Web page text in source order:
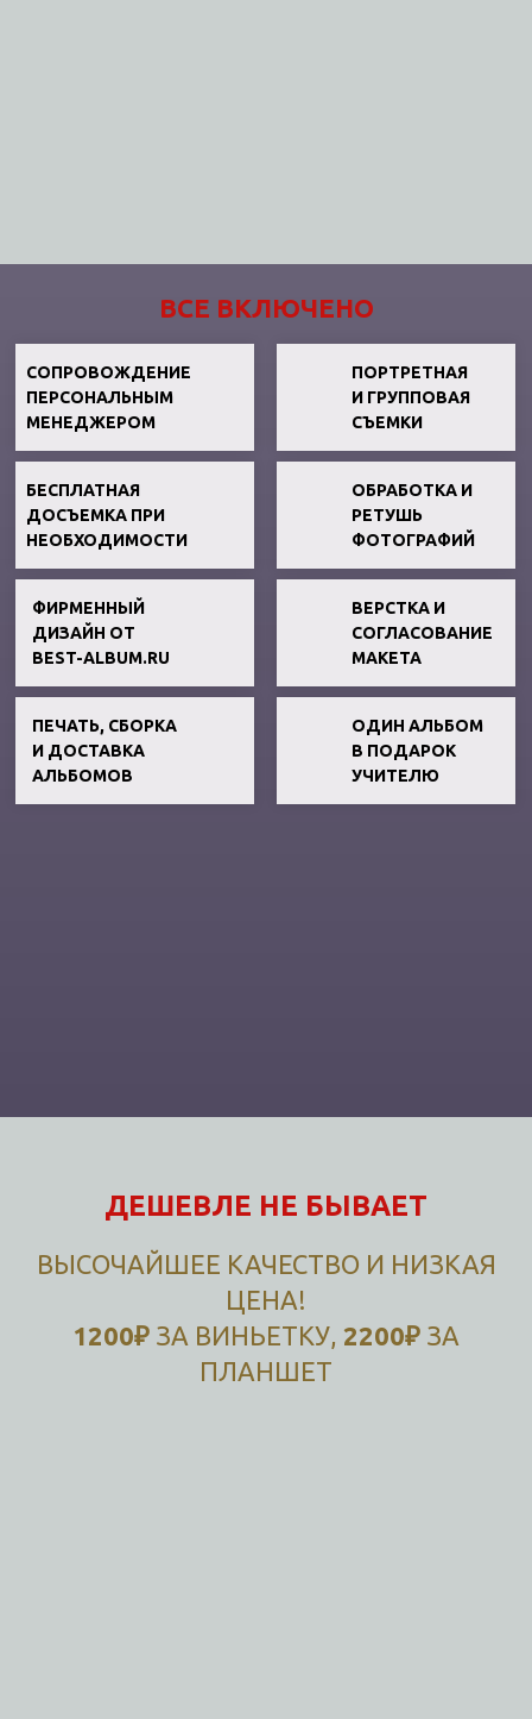
ВСЕ ВКЛЮЧЕНО
ОДИН АЛЬБОМ
В ПОДАРОК
УЧИТЕЛЮ
ПЕЧАТЬ, СБОРКА
И ДОСТАВКА
АЛЬБОМОВ
ВЕРСТКА И
СОГЛАСОВАНИЕ
МАКЕТА
ФИРМЕННЫЙ
ДИЗАЙН ОТ
BEST-ALBUM.RU
ОБРАБОТКА И
РЕТУШЬ
ФОТОГРАФИЙ
БЕСПЛАТНАЯ
ДОСЪЕМКА ПРИ
НЕОБХОДИМОСТИ
ПОРТРЕТНАЯ
И ГРУППОВАЯ
СЪЕМКИ
СОПРОВОЖДЕНИЕ
ПЕРСОНАЛЬНЫМ
МЕНЕДЖЕРОМ
ДЕШЕВЛЕ НЕ БЫВАЕТ
ВЫСОЧАЙШЕЕ КАЧЕСТВО И НИЗКАЯ
ЦЕНА!
1200₽ ЗА ВИНЬЕТКУ, 2200₽ ЗА
ПЛАНШЕТ